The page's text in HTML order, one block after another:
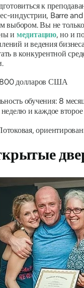
к
индустрии, Barre
выбором. Вы не
и медитацию, но и
и ведения
в конкурентной
долларов США
обучения: 8
и каждое второе